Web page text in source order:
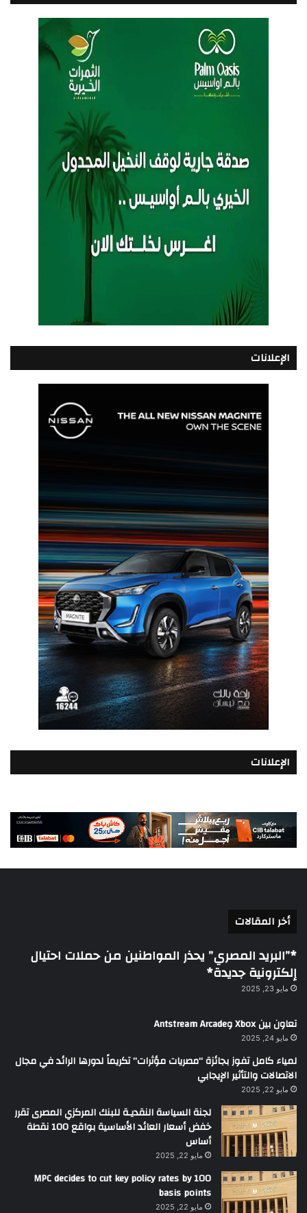
الإعلانات
الإعلانات
أخر المقالات
*”البريد المصري” يحذر المواطنين من حملات احتيال
إلكترونية جديدة*
مايو 23, 2025
تعاون بين Xbox وAntstream Arcade
مايو 24, 2025
لمياء كامل تفوز بجائزة “مصريات مؤثرات” تكريماً لدورها الرائد في مجال
الاتصالات والتأثير الإيجابي
مايو 22, 2025
لجنة السياسة النقديـة للبنك المركزي المصرى تقرر
خفض أسعار العائد الأساسية بواقع 100 نقطة
أساس
مايو 22, 2025
MPC decides to cut key policy rates by 100
basis points
مايو 22, 2025